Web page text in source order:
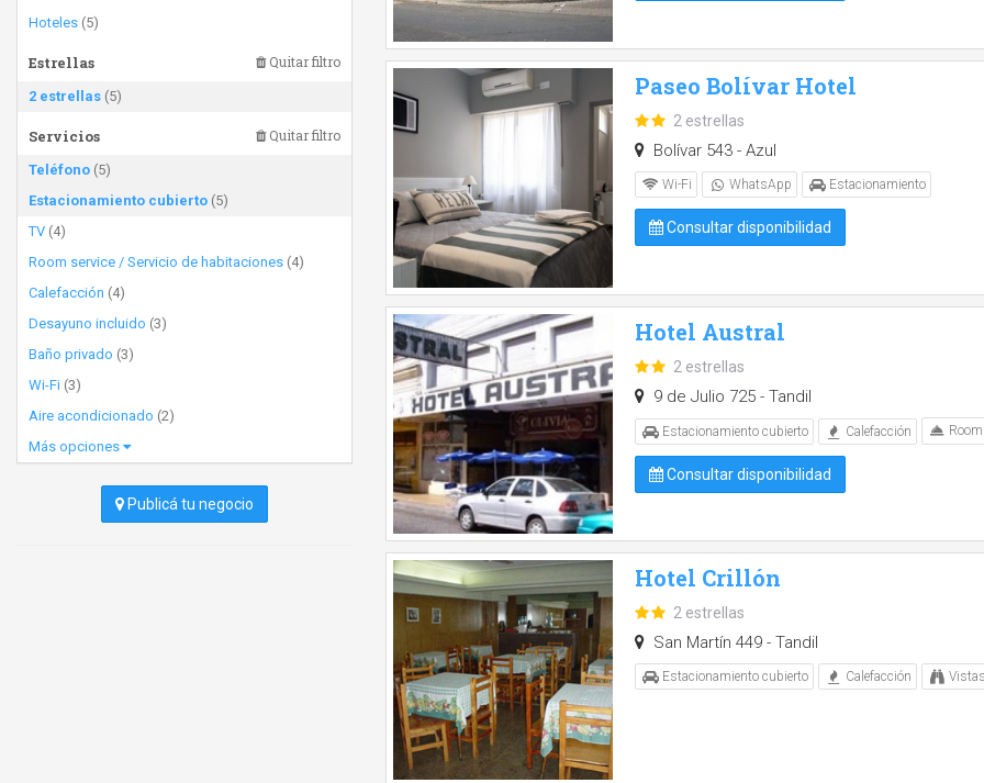
Hoteles (5)
Estrellas Quitar filtro
2 estrellas (5)
Servicios Quitar filtro
Teléfono (5)
Estacionamiento cubierto (5)
TV (4)
Room service / Servicio de habitaciones (4)
Calefacción (4)
Desayuno incluido (3)
Baño privado (3)
Wi-Fi (3)
Aire acondicionado (2)
Más opciones
Publicá tu negocio
Paseo Bolívar Hotel
2 estrellas
Bolívar 543 - Azul
Wi-Fi WhatsApp Estacionamiento
Consultar disponibilidad
Hotel Austral
2 estrellas
9 de Julio 725 - Tandil
Estacionamiento cubierto Calefacción
Consultar disponibilidad
Hotel Crillón
2 estrellas
San Martín 449 - Tandil
Estacionamiento cubierto Calefacción Vistas